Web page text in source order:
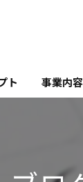
ト 事業内容